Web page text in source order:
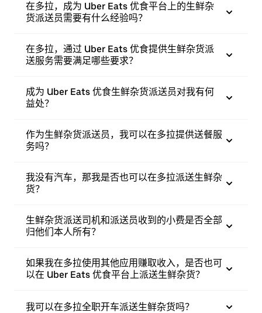
在多拉，成为 Uber Eats 优食平台上的生鲜杂
货派送员需要有什么经验吗？
在多拉，通过 Uber Eats 优食提供生鲜杂货派
送服务需要满足哪些要求？
成为 Uber Eats 优食生鲜杂货派送员对我有何
益处？
作为生鲜杂货派送员，我可以在多拉提供送餐服
务吗？
我没有汽车，那我是否也可以在多拉派送生鲜杂
货？
生鲜杂货派送司机和派送员收到的小费是否全部
归他们本人所有？
如果我在多拉使用其他应用赚取收入，是否也可
以在 Uber Eats 优食平台上派送生鲜杂货？
我可以在多拉全职开车派送生鲜杂货吗？